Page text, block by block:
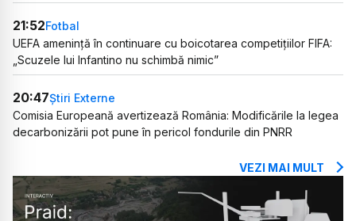
21:52Fotbal
UEFA amenință în continuare cu boicotarea competițiilor FIFA:
„Scuzele lui Infantino nu schimbă nimic”
20:47Știri Externe
Comisia Europeană avertizează România: Modificările la legea
decarbonizării pot pune în pericol fondurile din PNRR
VEZI MAI MULT